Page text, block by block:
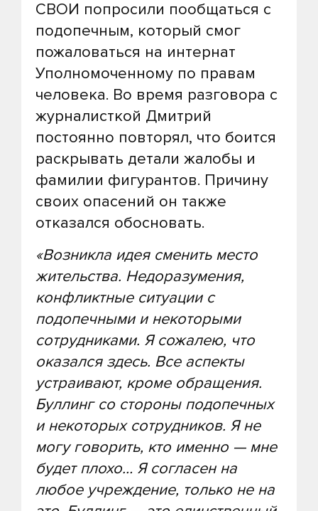
СВОИ попросили пообщаться с
подопечным, который смог
пожаловаться на интернат
Уполномоченному по правам
человека. Во время разговора с
журналисткой Дмитрий
постоянно повторял, что боится
раскрывать детали жалобы и
фамилии фигурантов. Причину
своих опасений он также
отказался обосновать.
«Возникла идея сменить место
жительства. Недоразумения,
конфликтные ситуации с
подопечными и некоторыми
сотрудниками. Я сожалею, что
оказался здесь. Все аспекты
устраивают, кроме обращения.
Буллинг со стороны подопечных
и некоторых сотрудников. Я не
могу говорить, кто именно — мне
будет плохо… Я согласен на
любое учреждение, только не на